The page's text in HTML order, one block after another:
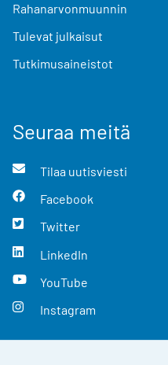
Rahanarvonmuunnin
Tulevat julkaisut
Tutkimusaineistot
Seuraa meitä
Tilaa uutisviesti
Facebook
Twitter
LinkedIn
YouTube
Instagram